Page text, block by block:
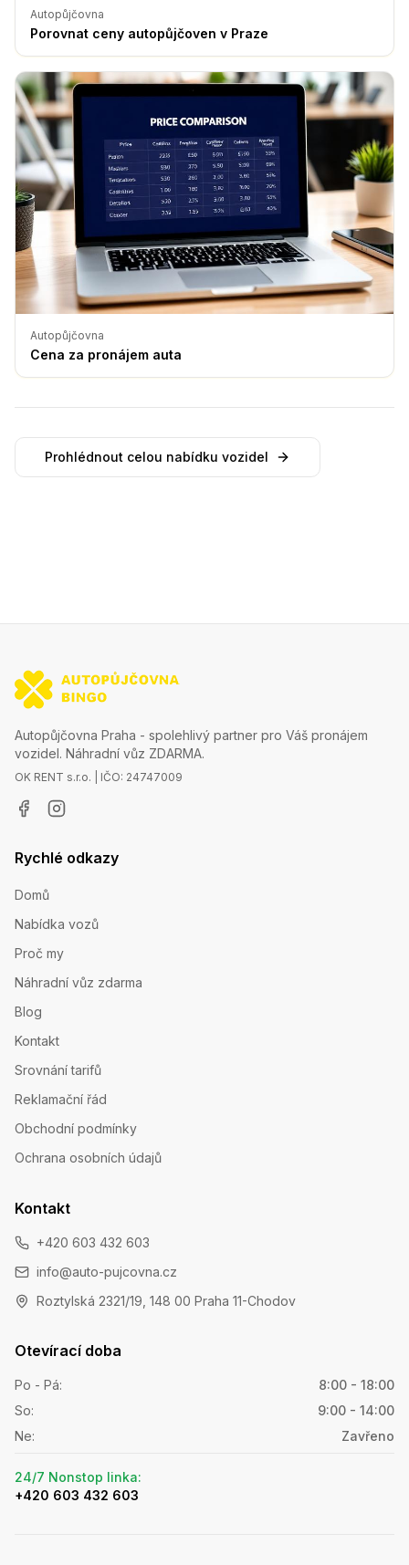
Autopůjčovna
Porovnat ceny autopůjčoven v Praze
Autopůjčovna
Cena za pronájem auta
Prohlédnout celou nabídku vozidel
Autopůjčovna Praha - spolehlivý partner pro Váš pronájem
vozidel. Náhradní vůz ZDARMA.
OK RENT s.r.o. | IČO: 24747009
Rychlé odkazy
Domů
Nabídka vozů
Proč my
Náhradní vůz zdarma
Blog
Kontakt
Srovnání tarifů
Reklamační řád
Obchodní podmínky
Ochrana osobních údajů
Kontakt
+420 603 432 603
info@auto-pujcovna.cz
Roztylská 2321/19, 148 00 Praha 11-Chodov
Otevírací doba
Po - Pá:
8:00 - 18:00
So:
9:00 - 14:00
Ne: Zavřeno
24/7 Nonstop linka:
+420 603 432 603